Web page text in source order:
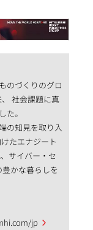
のづくりのグロ
社会課題に真
た。
の知見を取り入
たエナジート
サイバー・セ
かな暮らしを
jp